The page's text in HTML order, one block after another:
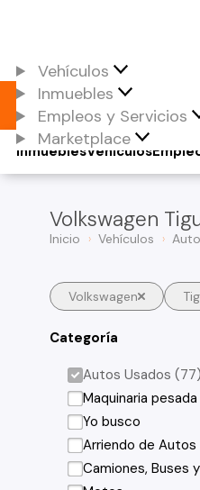
Vehículos
Inmuebles
Empleos y Servicios
Marketplace
Vehículos
Inmuebles
Volkswagen
Inicio Vehículos
Volkswagen
Categoría
Autos Usados (77)
Maquinaria pesada
Yo busco
Arriendo de Autos
Camiones, Buses